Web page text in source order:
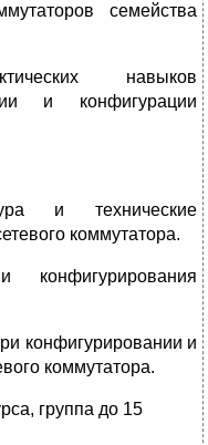
семейства
навыков
и конфигурации
и технические
коммутатора.
конфигурировании и
коммутатора.
группа до 15